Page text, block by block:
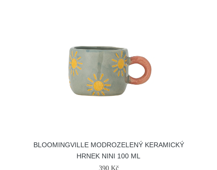
BLOOMINGVILLE MODROZELENÝ KERAMICKÝ
HRNEK NINI 100 ML
390 Kč